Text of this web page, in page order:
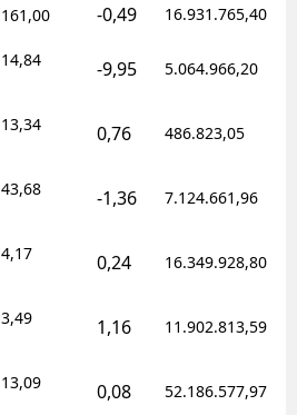
161,00 -0,49 16.931.765,40
14,84 -9,95 5.064.966,20
13,34 0,76 486.823,05
43,68 -1,36 7.124.661,96
4,17 0,24 16.349.928,80
3,49 1,16 11.902.813,59
13,09 0,08 52.186.577,97